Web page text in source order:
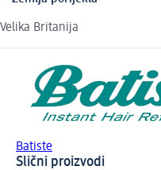
Velika Britanija
Batiste
Slični proizvodi